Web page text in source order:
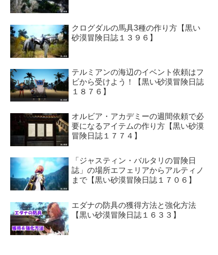
クログダルの馬具3種の作り方【黒い
砂漠冒険日誌１３９６】
テルミアンの海辺のイベント依頼はフ
ビから受けよう！【黒い砂漠冒険日誌
１８７６】
オルビア・アカデミーの週間依頼で必
要になるアイテムの作り方【黒い砂漠
冒険日誌１７７４】
「ジャスティン・バルタリの冒険日
誌」の場所エフェリアからアルティノ
まで【黒い砂漠冒険日誌１７０６】
エダナの防具の獲得方法と強化方法
【黒い砂漠冒険日誌１６３３】